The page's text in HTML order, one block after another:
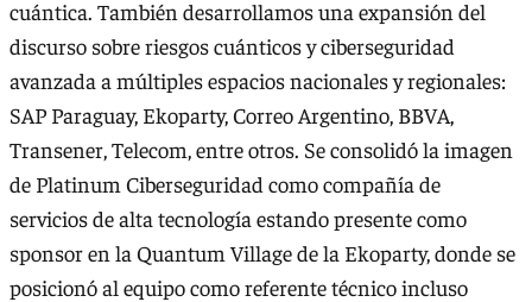
cuántica. También desarrollamos una expansión del
discurso sobre riesgos cuánticos y ciberseguridad
avanzada a múltiples espacios nacionales y regionales:
SAP Paraguay, Ekoparty, Correo Argentino, BBVA,
Transener, Telecom, entre otros. Se consolidó la imagen
de Platinum Ciberseguridad como compañía de
servicios de alta tecnología estando presente como
sponsor en la Quantum Village de la Ekoparty, donde se
posicionó al equipo como referente técnico incluso